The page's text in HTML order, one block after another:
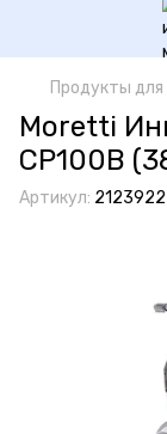
Продукты
Moretti
CP100B
Артикул: 2123922